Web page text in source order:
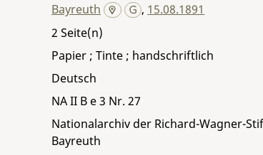
Bayreuth , 15.08.1891
2
Papier ; Tinte ; handschriftlich
Deutsch
NA II B e 3 Nr. 27
Nationalarchiv der Richard-Wagner-
Bayreuth